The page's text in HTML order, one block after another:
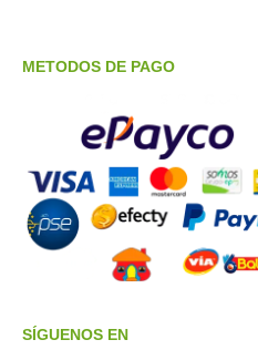
METODOS DE PAGO
SÍGUENOS EN